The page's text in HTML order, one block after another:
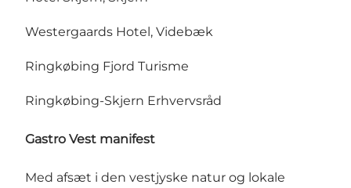
Westergaards Hotel, Videbæk
Ringkøbing Fjord Turisme
Ringkøbing-Skjern Erhvervsråd
Gastro Vest manifest
Med afsæt i den vestjyske natur og lokale